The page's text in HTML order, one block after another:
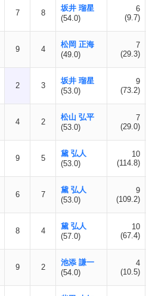
7 8
坂井 瑠星
(54.0)
6
(9.7)
9 4
松岡 正海
(49.0)
7
(29.3)
2 3
坂井 瑠星
(53.0)
9
(73.2)
4 2
松山 弘平
(53.0)
7
(29.0)
9 5
黛 弘人
(53.0)
10
(114.8)
6 7
黛 弘人
(53.0)
9
(109.2)
8 4
黛 弘人
(57.0)
10
(67.4)
9 2
池添 謙一
(54.0)
4
(10.5)